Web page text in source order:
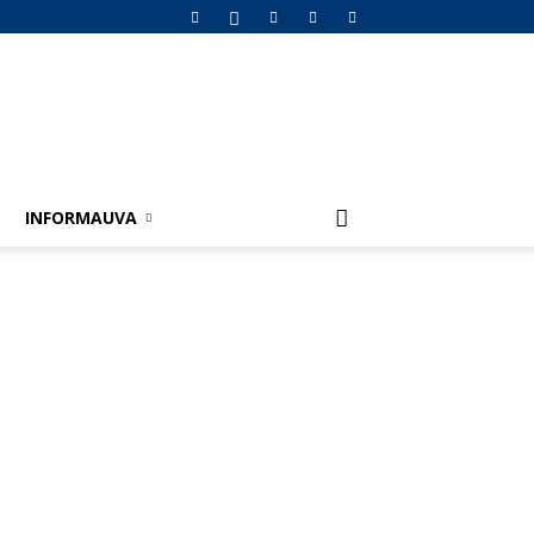
INFORMAUVA